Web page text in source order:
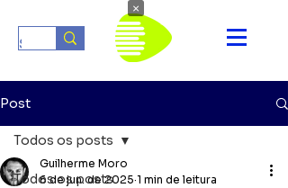
Post
Todos os posts
Todos os posts
Guilherme Moro
6 de jun. de 2025 1 min de leitura
×